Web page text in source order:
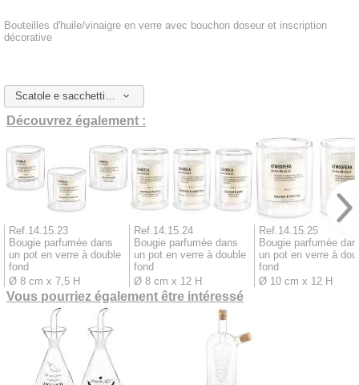
Bouteilles d'huile/vinaigre en verre avec bouchon doseur et inscription
décorative
Découvrez également :
Ref.14.15.23
Bougie parfumée dans
un pot en verre à double
fond
Ø 8 cm x 7,5 H
Ref.14.15.24
Bougie parfumée dans
un pot en verre à double
fond
Ø 8 cm x 12 H
Ref.14.15.25
Bougie parfumée
un pot en verre à
fond
Ø 10 cm x 12 H
Vous pourriez également être intéressé